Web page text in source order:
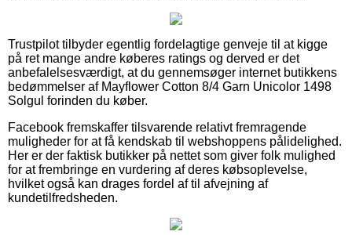
Trustpilot tilbyder egentlig fordelagtige genveje til at kigge
på ret mange andre køberes ratings og derved er det
anbefalelsesværdigt, at du gennemsøger internet butikkens
bedømmelser af Mayflower Cotton 8/4 Garn Unicolor 1498
Solgul forinden du køber.
Facebook fremskaffer tilsvarende relativt fremragende
muligheder for at få kendskab til webshoppens pålidelighed.
Her er der faktisk butikker på nettet som giver folk mulighed
for at frembringe en vurdering af deres købsoplevelse,
hvilket også kan drages fordel af til afvejning af
kundetilfredsheden.